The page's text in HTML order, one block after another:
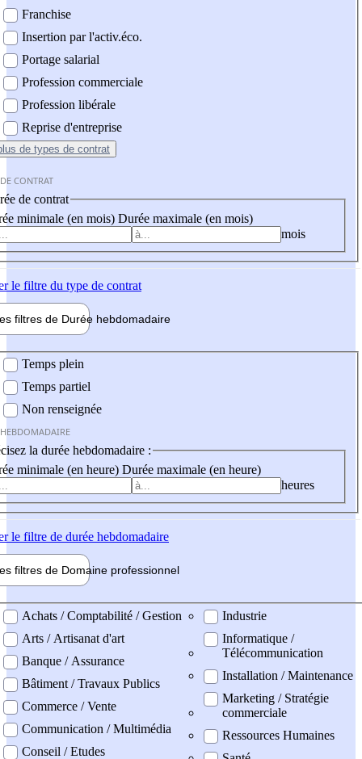
Franchise
Insertion par l'activ.éco.
Portage salarial
Profession commerciale
Profession libérale
Reprise d'entreprise
de types de contrat
CONTRAT
de contrat
minimale (en mois) Durée maximale (en mois)
mois
le filtre du type de contrat
filtres de Durée hebdomadaire
Temps plein
Temps partiel
Non renseignée
la durée hebdomadaire :
minimale (en heure) Durée maximale (en heure)
heures
le filtre de durée hebdomadaire
filtres de Domaine professionnel
professionel
Achats / Comptabilité / Gestion
Arts / Artisanat d'art
Banque / Assurance
Bâtiment / Travaux Publics
Commerce / Vente
Communication / Multimédia
Conseil / Etudes
Industrie
Informatique /
Télécommunication
Installation / Maintenance
Marketing / Stratégie
commerciale
Ressources Humaines